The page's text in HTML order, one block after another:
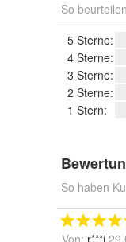
So
5 Sterne:
4 Sterne:
3 Sterne:
2 Sterne:
1 Stern:
So haben